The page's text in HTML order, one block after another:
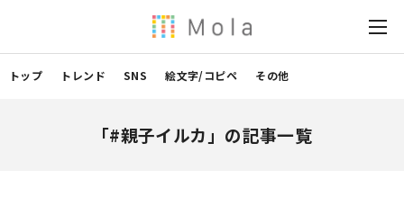
トップ トレンド SNS 絵文字/コピペ その他
「#親子イルカ」の記事一覧